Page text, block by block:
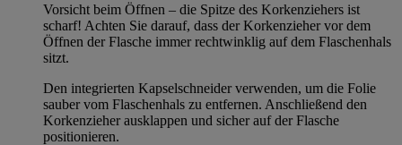
Vorsicht beim Öffnen – die Spitze des Korkenziehers ist
scharf! Achten Sie darauf, dass der Korkenzieher vor dem
Öffnen der Flasche immer rechtwinklig auf dem Flaschenhals
sitzt.
Den integrierten Kapselschneider verwenden, um die Folie
sauber vom Flaschenhals zu entfernen. Anschließend den
Korkenzieher ausklappen und sicher auf der Flasche
positionieren.